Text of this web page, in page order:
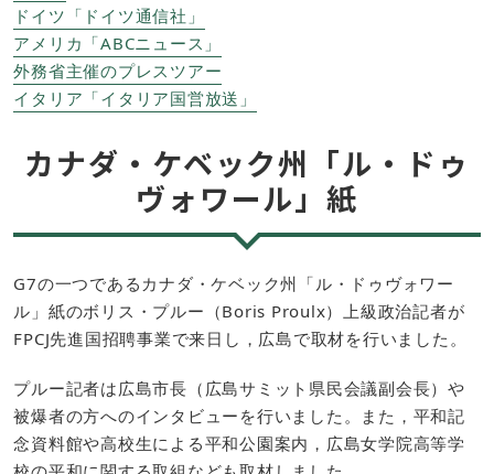
ドイツ「ドイツ通信社」
アメリカ「ABCニュース」
外務省主催のプレスツアー
イタリア「イタリア国営放送」
カナダ・ケベック州「ル・ドゥ
ヴォワール」紙
G7の一つであるカナダ・ケベック州「ル・ドゥヴォワー
ル」紙のボリス・プルー（Boris Proulx）上級政治記者が
FPCJ先進国招聘事業で来日し，広島で取材を行いました。
プルー記者は広島市長（広島サミット県民会議副会長）や
被爆者の方へのインタビューを行いました。また，平和記
念資料館や高校生による平和公園案内，広島女学院高等学